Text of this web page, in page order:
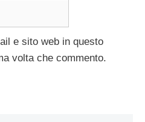
e sito web in questo
volta che commento.